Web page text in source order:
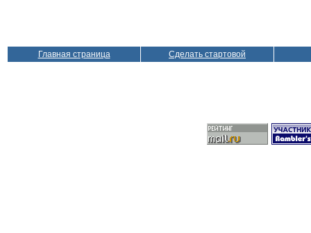
Главная страница Сделать стартовой